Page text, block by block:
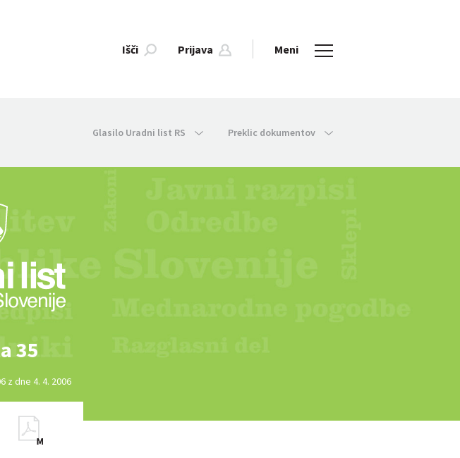
Išči Prijava Meni
Glasilo Uradni list RS Preklic dokumentov
35
z dne 4. 4. 2006